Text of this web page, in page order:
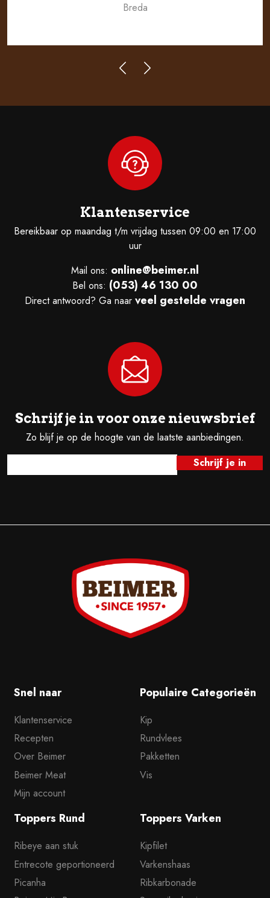
Breda
Klantenservice
Bereikbaar op maandag t/m vrijdag tussen 09:00 en 17:00
uur
Mail ons: online@beimer.nl
Bel ons: (053) 46 130 00
Direct antwoord? Ga naar veel gestelde vragen
Schrijf je in voor onze nieuwsbrief
Zo blijf je op de hoogte van de laatste aanbiedingen.
Snel naar
Klantenservice
Recepten
Over Beimer
Beimer Meat
Mijn account
Populaire Categorieën
Kip
Rundvlees
Pakketten
Vis
Toppers Rund
Ribeye aan stuk
Entrecote geportioneerd
Picanha
Toppers Varken
Kipfilet
Varkenshaas
Ribkarbonade